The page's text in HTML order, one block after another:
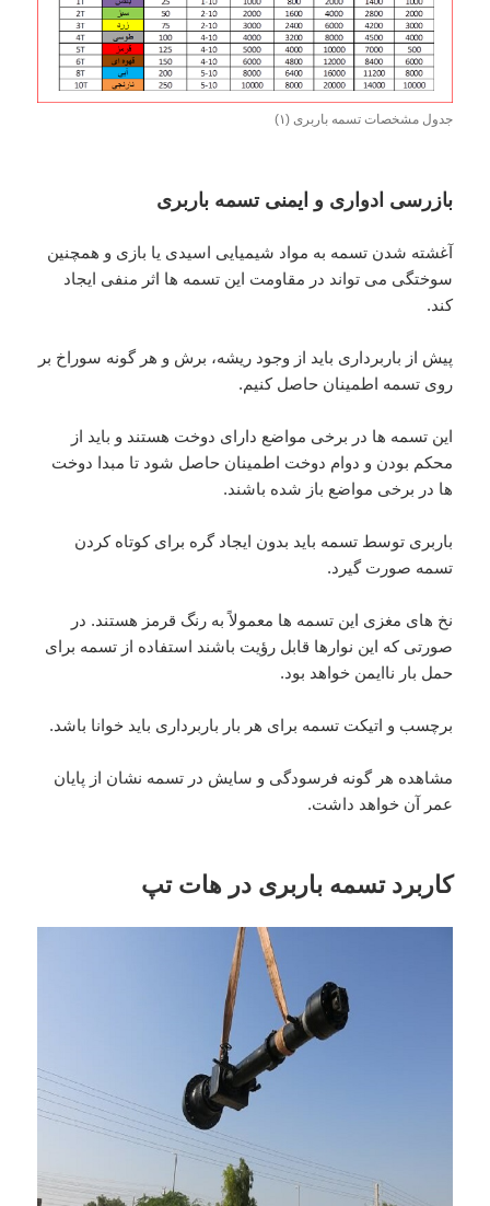
جدول مشخصات تسمه باربری (۱)
بازرسی ادواری و ایمنی تسمه باربری
آغشته شدن تسمه به مواد شیمیایی اسیدی یا بازی و همچنین
سوختگی می تواند در مقاومت این تسمه ها اثر منفی ایجاد
کند.
پیش از باربرداری باید از وجود ریشه، برش و هر گونه سوراخ بر
روی تسمه اطمینان حاصل کنیم.
این تسمه ها در برخی مواضع دارای دوخت هستند و باید از
محکم بودن و دوام دوخت اطمینان حاصل شود تا مبدا دوخت
ها در برخی مواضع باز شده باشند.
باربری توسط تسمه باید بدون ایجاد گره برای کوتاه کردن
تسمه صورت گیرد.
نخ های مغزی این تسمه ها معمولاً به رنگ قرمز هستند. در
صورتی که این نوارها قابل رؤیت باشند استفاده از تسمه برای
حمل بار ناایمن خواهد بود.
برچسب و اتیکت تسمه برای هر بار باربرداری باید خوانا باشد.
مشاهده هر گونه فرسودگی و سایش در تسمه نشان از پایان
عمر آن خواهد داشت.
کاربرد تسمه باربری در هات تپ